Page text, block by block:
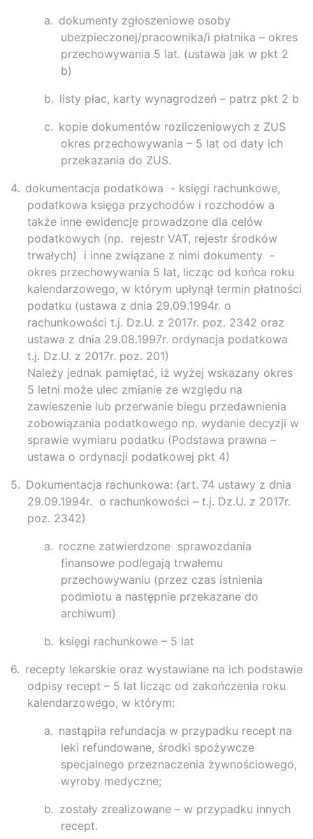
a. dokumenty zgłoszeniowe osoby
ubezpieczonej/pracownika/i płatnika – okres
przechowywania 5 lat. (ustawa jak w pkt 2
b)
b. listy płac, karty wynagrodzeń – patrz pkt 2 b
c. kopie dokumentów rozliczeniowych z ZUS
okres przechowywania – 5 lat od daty ich
przekazania do ZUS.
4. dokumentacja podatkowa - księgi rachunkowe,
podatkowa księga przychodów i rozchodów a
także inne ewidencje prowadzone dla celów
podatkowych (np. rejestr VAT, rejestr środków
trwałych)
i inne związane z nimi dokumenty -
okres przechowywania 5 lat, licząc od końca roku
kalendarzowego, w którym upłynął termin płatności
podatku (ustawa z dnia 29.09.1994r. o
rachunkowości t.j. Dz.U. z 2017r. poz. 2342 oraz
ustawa z dnia 29.08.1997r. ordynacja podatkowa
t.j. Dz.U. z 2017r. poz. 201)
Należy jednak pamiętać, iż wyżej wskazany okres
5 letni może ulec zmianie ze względu na
zawieszenie lub przerwanie biegu przedawnienia
zobowiązania podatkowego np. wydanie decyzji w
sprawie wymiaru podatku (Podstawa prawna –
ustawa o ordynacji podatkowej pkt 4)
5. Dokumentacja rachunkowa: (art. 74 ustawy z dnia
29.09.1994r. o rachunkowości – t.j. Dz.U. z 2017r.
poz. 2342)
a. roczne zatwierdzone sprawozdania
finansowe podlegają trwałemu
przechowywaniu (przez czas istnienia
podmiotu a następnie przekazane do
archiwum)
b. księgi rachunkowe – 5 lat
6. recepty lekarskie oraz wystawiane na ich podstawie
odpisy recept – 5 lat licząc od zakończenia roku
kalendarzowego, w którym:
a. nastąpiła refundacja w przypadku recept na
leki refundowane, środki spożywcze
specjalnego przeznaczenia żywnościowego,
wyroby medyczne;
b. zostały zrealizowane – w przypadku innych
recept.